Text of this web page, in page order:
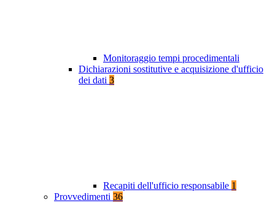
Monitoraggio tempi procedimentali
Dichiarazioni sostitutive e acquisizione d'ufficio
dei dati 3
Recapiti dell'ufficio responsabile 1
Provvedimenti 36